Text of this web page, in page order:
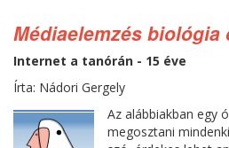
Médiaelemzés biológia
Internet a tanórán - 15 éve
Írta: Nádori Gergely
Az alábbiakban egy
megosztani